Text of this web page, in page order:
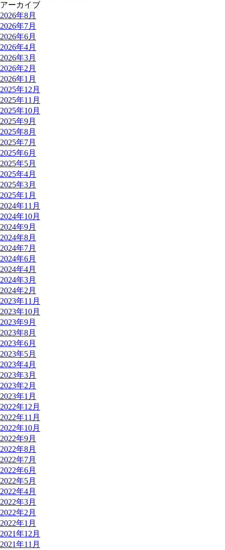
アーカイブ
2026年8月
2026年7月
2026年6月
2026年4月
2026年3月
2026年2月
2026年1月
2025年12月
2025年11月
2025年10月
2025年9月
2025年8月
2025年7月
2025年6月
2025年5月
2025年4月
2025年3月
2025年1月
2024年11月
2024年10月
2024年9月
2024年8月
2024年7月
2024年6月
2024年4月
2024年3月
2024年2月
2023年11月
2023年10月
2023年9月
2023年8月
2023年6月
2023年5月
2023年4月
2023年3月
2023年2月
2023年1月
2022年12月
2022年11月
2022年10月
2022年9月
2022年8月
2022年7月
2022年6月
2022年5月
2022年4月
2022年3月
2022年2月
2022年1月
2021年12月
2021年11月